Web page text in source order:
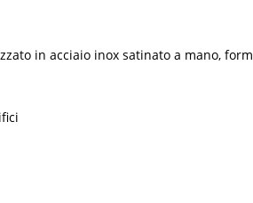
in acciaio inox satinato a mano,